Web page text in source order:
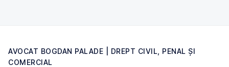
AVOCAT BOGDAN PALADE | DREPT CIVIL, PENAL ȘI
COMERCIAL